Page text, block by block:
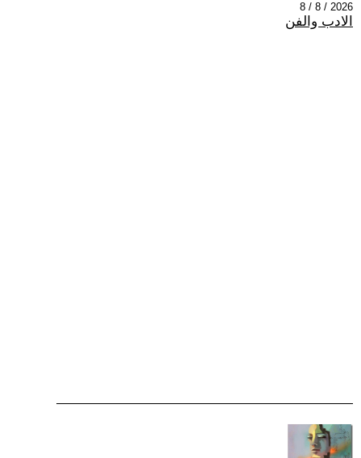
2026 / 8 / 8
الادب والفن